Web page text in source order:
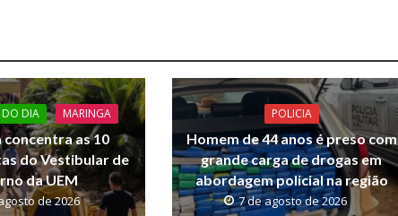
DO DIA MARINGA
concentra as 10
do Vestibular de
da UEM
de 2026
POLICIA
Homem de 44 anos é preso com
grande carga de drogas em
abordagem policial na região
7 de agosto de 2026